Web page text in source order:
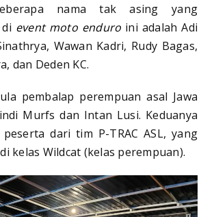
nama tak asing yang
event moto enduro ini adalah Adi
Wawan Kadri, Rudy Bagas,
dan Deden KC.
pembalap perempuan asal Jawa
Murfs dan Intan Lusi. Keduanya
dari tim P-TRAC ASL, yang
kelas Wildcat (kelas perempuan).